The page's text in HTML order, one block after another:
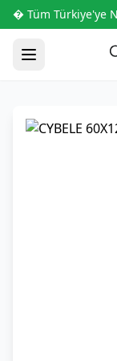
� Tüm Türkiye'ye